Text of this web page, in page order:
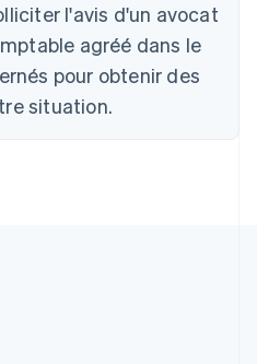
l'avis d'un avocat
agréé dans le
pour obtenir des
situation.